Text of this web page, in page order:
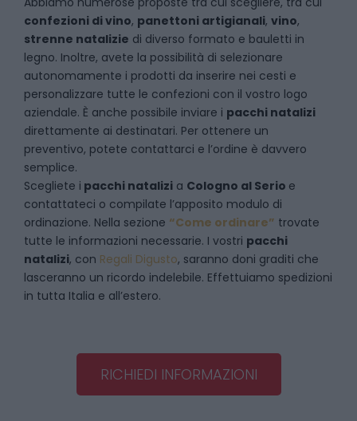
confezioni di vino, panettoni artigianali, vino,
strenne natalizie di diverso formato e bauletti in
legno. Inoltre, avete la possibilità di selezionare
autonomamente i prodotti da inserire nei cesti e
personalizzare tutte le confezioni con il vostro logo
aziendale. È anche possibile inviare i pacchi natalizi
direttamente ai destinatari. Per ottenere un
preventivo, potete contattarci e l’ordine è davvero
semplice.
Scegliete i pacchi natalizi a Cologno al Serio e
contattateci o compilate l’apposito modulo di
ordinazione. Nella sezione “Come ordinare” trovate
tutte le informazioni necessarie. I vostri pacchi
natalizi, con Regali Digusto, saranno doni graditi che
lasceranno un ricordo indelebile. Effettuiamo spedizioni
in tutta Italia e all’estero.
RICHIEDI INFORMAZIONI